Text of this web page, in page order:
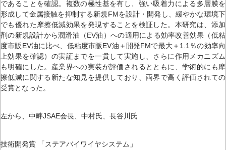
であることを確認。複数の極性基を有し、強い吸着力による多層膜を
形成して金属接触を抑制する新規FMを設計・開発し、緩やかな環境下
でも優れた摩擦低減効果を発現することを検証した。本研究は、添加
剤の新規設計から潤滑油（EV油）への適用による効率改善効果（低粘
度市販EV油に比べ、低粘度市販EV油＋開発FMで最大＋1.1％の効率向
上効果を確認）の実証までを一貫して実施し、さらに作用メカニズム
も明確にした。産業界への実装が評価されるとともに、学術的にも摩
擦低減に関する新たな知見を提供しており、両界で高く評価されての
受賞となった。
左から、中畔JSAE会長、中村氏、長谷川氏
技術開発賞 「ステアバイワイヤシステム」